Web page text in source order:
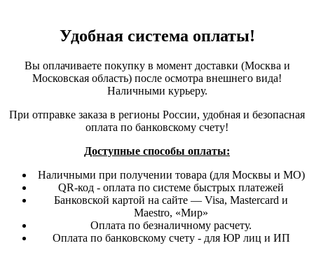
Удобная система оплаты!
Вы оплачиваете покупку в момент доставки (Москва и
Московская область) после осмотра внешнего вида!
Наличными курьеру.
При отправке заказа в регионы России, удобная и безопасная
оплата по банковскому счету!
Доступные способы оплаты:
Наличными при получении товара (для Москвы и МО)
QR-код - оплата по системе быстрых платежей
Банковской картой на сайте — Visa, Mastercard и
Maestro, «Мир»
Оплата по безналичному расчету.
Оплата по банковскому счету - для ЮР лиц и ИП